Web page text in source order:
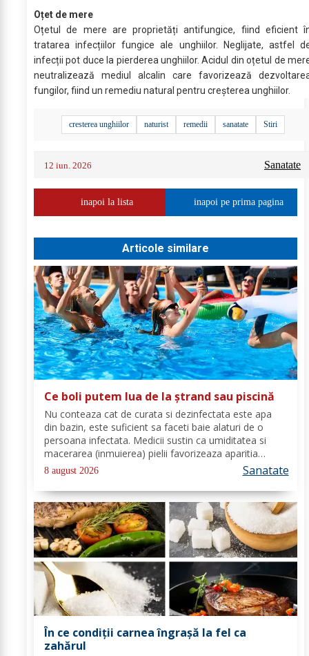
Oțet de mere
Oțetul de mere are proprietăți antifungice, fiind eficient
tratarea infecțiilor fungice ale unghiilor. Neglijate, astfel
infecții pot duce la pierderea unghiilor. Acidul din oțetul de
neutralizează mediul alcalin care favorizează
fungilor, fiind un remediu natural pentru creșterea unghiilor.
cresterea unghiilor naturist remedii sanatate Stiri
12 iun. 2026 Sanatate
inapoi la lista inapoi pe prima pagina
Articole similare
Ce boli putem lua de la ștrand sau piscină
Nu conteaza cat de curata si dezinfectata este apa
din bazin, este suficient sa faceti baie alaturi de o
persoana infectata. Medicii sustin ca umiditatea si
macerarea (inmuierea) pielii favorizeaza aparitia
infectiilor micotice, care prin apa se transmit mult mai
usor. Cel mai intalnit tip de...
8 august 2026 Sanatate
În ce condiții carnea îngrașă la fel ca
zahărul